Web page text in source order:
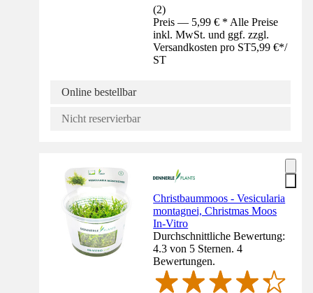
(2)
Preis — 5,99 € * Alle Preise
inkl. MwSt. und ggf. zzgl.
Versandkosten pro ST5,99 €*/
ST
Online bestellbar
Nicht reservierbar
Christbaummoos - Vesicularia
montagnei, Christmas Moos
In-Vitro
Durchschnittliche Bewertung:
4.3 von 5 Sternen. 4
Bewertungen.